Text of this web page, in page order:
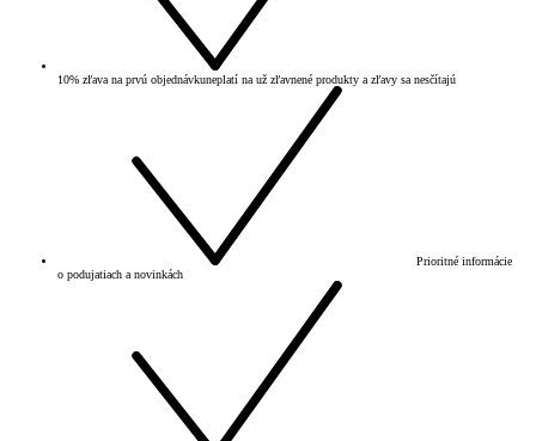
10% zľava na prvú objednávkuneplatí na už zľavnené produkty a zľavy sa nesčítajú
Prioritné informácie
o podujatiach a novinkách